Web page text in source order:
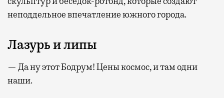
неподдельное впечатление южного города.
Лазурь и липы
— Да ну этот Бодрум! Цены космос, и там одни
наши.